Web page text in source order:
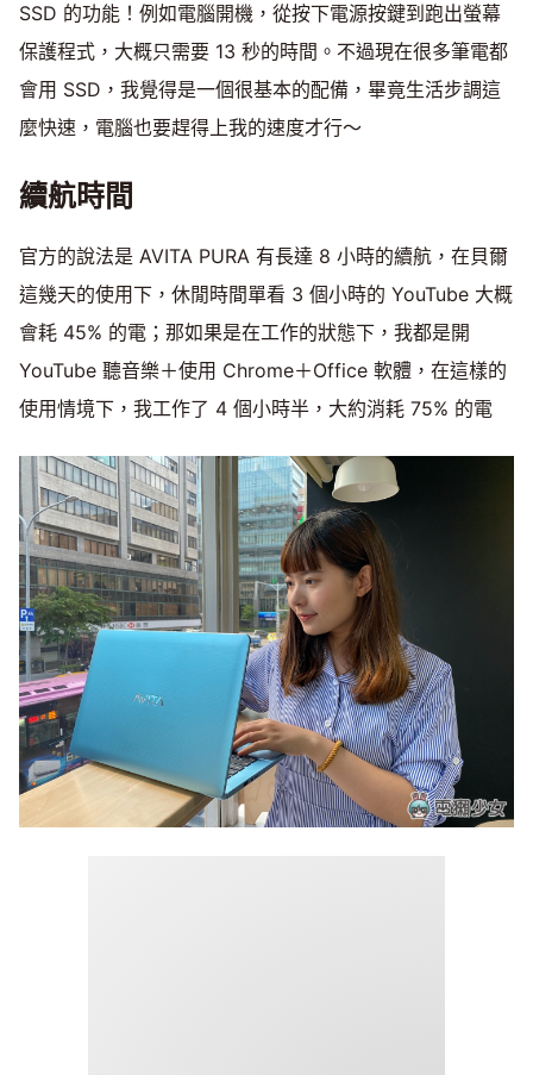
SSD 的功能！例如電腦開機，從按下電源按鍵到跑出螢幕
保護程式，大概只需要 13 秒的時間。不過現在很多筆電都
會用 SSD，我覺得是一個很基本的配備，畢竟生活步調這
麼快速，電腦也要趕得上我的速度才行～
續航時間
官方的說法是 AVITA PURA 有長達 8 小時的續航，在貝爾
這幾天的使用下，休閒時間單看 3 個小時的 YouTube 大概
會耗 45% 的電；那如果是在工作的狀態下，我都是開
YouTube 聽音樂＋使用 Chrome＋Office 軟體，在這樣的
使用情境下，我工作了 4 個小時半，大約消耗 75% 的電